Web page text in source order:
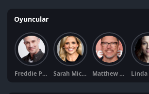
Oyuncular
Freddie Prinze Jr. Sarah Michelle Gellar Matthew Lillard